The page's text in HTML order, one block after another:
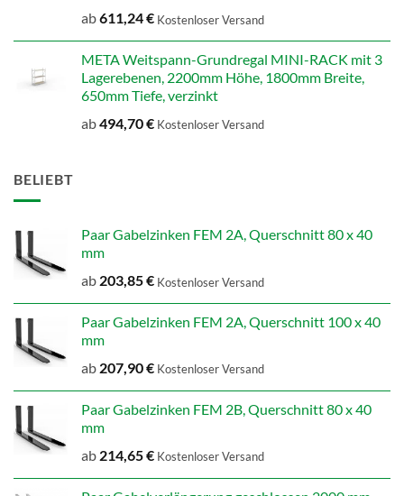
ab611,24€ Kostenloser Versand
META Weitspann-Grundregal MINI-RACK mit 3
Lagerebenen, 2200mm Höhe, 1800mm Breite,
650mm Tiefe, verzinkt
ab494,70€ Kostenloser Versand
BELIEBT
Paar Gabelzinken FEM 2A, Querschnitt 80 x 40
mm
ab 203,85€ Kostenloser Versand
Paar Gabelzinken FEM 2A, Querschnitt 100 x 40
mm
ab 207,90€ Kostenloser Versand
Paar Gabelzinken FEM 2B, Querschnitt 80 x 40
mm
ab 214,65€ Kostenloser Versand